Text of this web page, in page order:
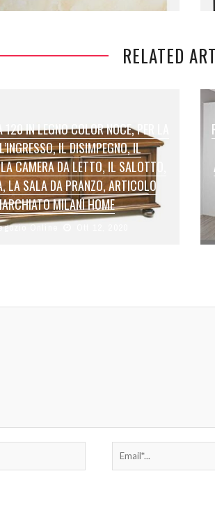
RELATED
120 IN LEGNO COLOR NOCE, PER LA
IL DISIMPEGNO, IL
LA CAMERA DA LETTO, IL SALOTTO,
LA SALA DA PRANZO, ARTICOLO
MILANI HOME
in legno tinta noce Dimensioni:
Online